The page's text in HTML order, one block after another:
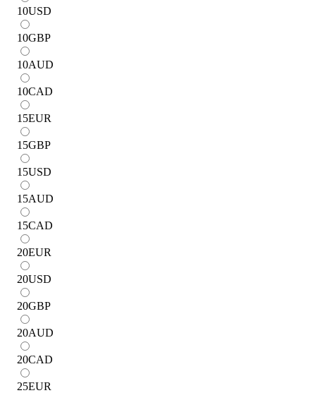
10USD
10GBP
10AUD
10CAD
15EUR
15GBP
15USD
15AUD
15CAD
20EUR
20USD
20GBP
20AUD
20CAD
25EUR